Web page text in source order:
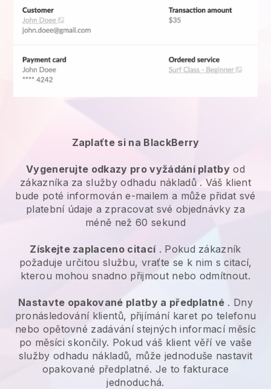
Zaplaťte si na BlackBerry
Vygenerujte odkazy pro vyžádání platby od
zákazníka zaslužby odhadu nákladů. Váš klient
bude poté informován e-mailem a může přidat své
platební údaje a zpracovat své objednávky za
méně než 60 sekund
Získejte zaplaceno citací. Pokud zákazník
požaduje určitou službu, vraťte se k nim s citací,
kterou mohou snadno přijmout nebo odmítnout.
Nastavte opakované platby a předplatné . Dny
pronásledování klientů, přijímání karet po telefonu
nebo opětovné zadávání stejných informací měsíc
po měsíci skončily. Pokud váš klient věří ve vaše
služby odhadu nákladů, může jednoduše nastavit
opakované předplatné. Je to fakturace
jednoduchá.